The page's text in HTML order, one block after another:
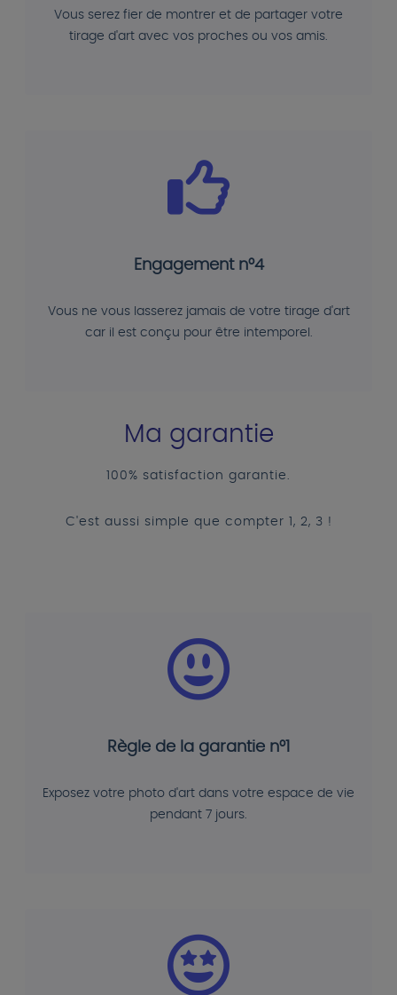
Vous serez fier de montrer et de partager votre
tirage d'art avec vos proches ou vos amis.
Engagement n°4
Vous ne vous lasserez jamais de votre tirage d'art
car il est conçu pour être intemporel.
Ma garantie
100% satisfaction garantie.
C'est aussi simple que compter 1, 2, 3 !
Règle de la garantie n°1
Exposez votre photo d'art dans votre espace de vie
pendant 7 jours.